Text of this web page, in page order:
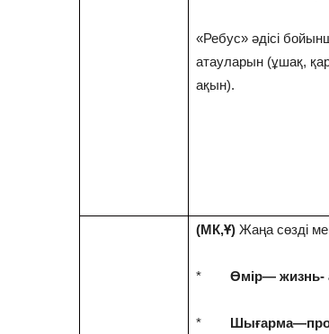
«Ребус» әдісі
атауларын (ұшақ,
ақын).
(МК,Ұ) Жаңа сөзді
* Өмір— жизнь-
* Шығарма—п